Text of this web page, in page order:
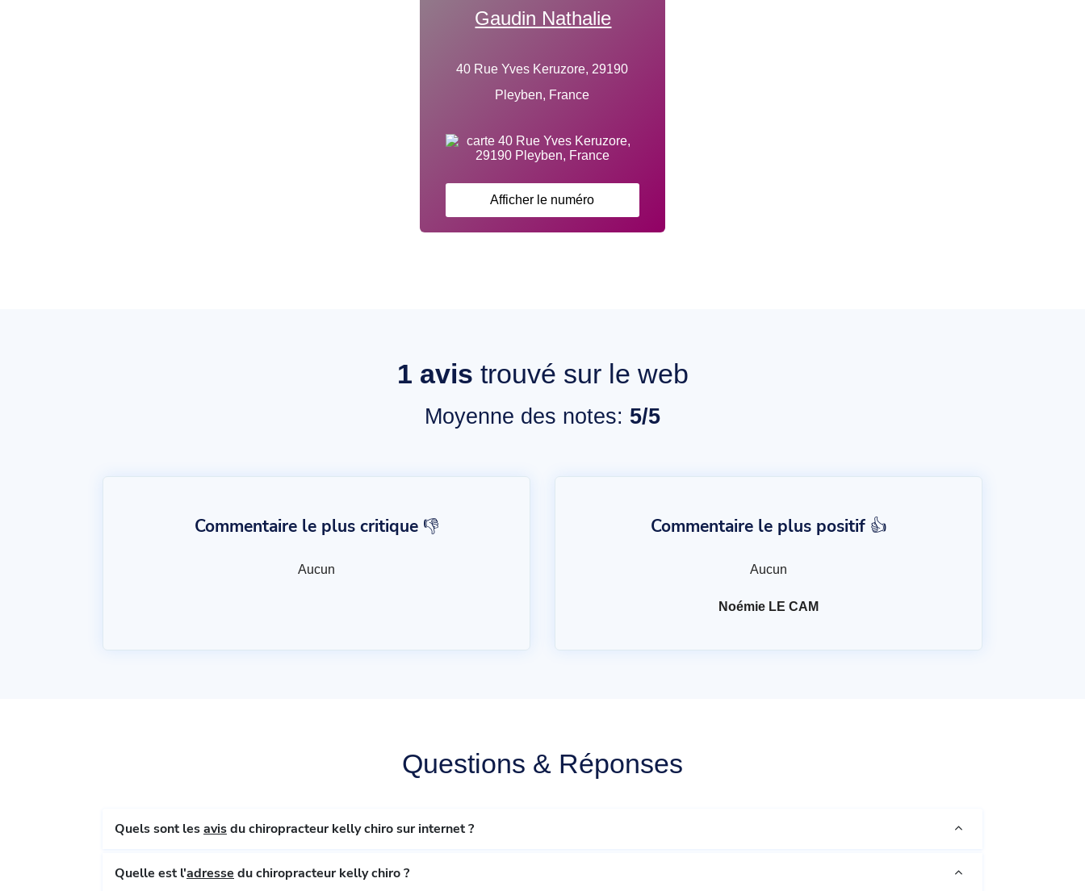
Gaudin Nathalie
40 Rue Yves Keruzore, 29190
Pleyben, France
Afficher le numéro
1 avis trouvé sur le web
Moyenne des notes: 5/5
Commentaire le plus critique 👎
Aucun
Commentaire le plus positif 👍
Aucun
Noémie LE CAM
Questions & Réponses
Quels sont lesavisdu chiropracteur kelly chiro sur internet ?
Quelle est l'adresse du chiropracteur kelly chiro ?